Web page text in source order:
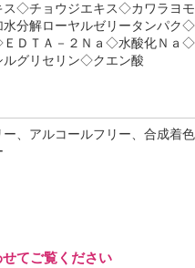
◇チョウジエキス◇カワラヨモ
分解ローヤルゼリータンパク◇
ＥＤＴＡ－２Ｎａ◇水酸化Ｎａ◇
グリセリン◇クエン酸
、アルコールフリー、合成着色
てご覧ください